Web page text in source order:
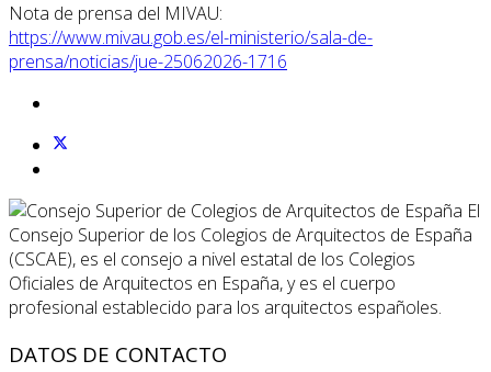
Nota de prensa del MIVAU:
https://www.mivau.gob.es/el-ministerio/sala-de-
prensa/noticias/jue-25062026-1716
El
Consejo Superior de los Colegios de Arquitectos de España
(CSCAE), es el consejo a nivel estatal de los Colegios
Oficiales de Arquitectos en España, y es el cuerpo
profesional establecido para los arquitectos españoles.
DATOS DE CONTACTO